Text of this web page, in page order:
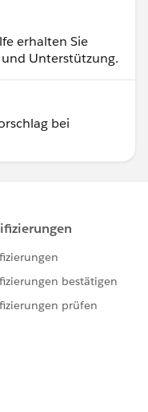
OÜ
erhalten Sie
Unterstützung.
bei